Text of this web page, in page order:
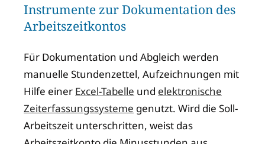
Instrumente zur Dokumentation des
Arbeitszeitkontos
Für Dokumentation und Abgleich werden
manuelle Stundenzettel, Aufzeichnungen mit
Hilfe einer Excel-Tabelle und elektronische
Zeiterfassungssysteme genutzt. Wird die Soll-
Arbeitszeit unterschritten, weist das